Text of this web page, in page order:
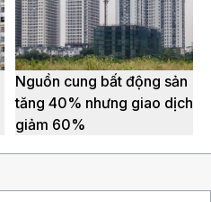
Nguồn cung bất động sản
tăng 40% nhưng giao dịch
giảm 60%